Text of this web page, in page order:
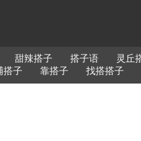
甜辣搭子 搭子语 灵丘
搭子 靠搭子 找搭搭子